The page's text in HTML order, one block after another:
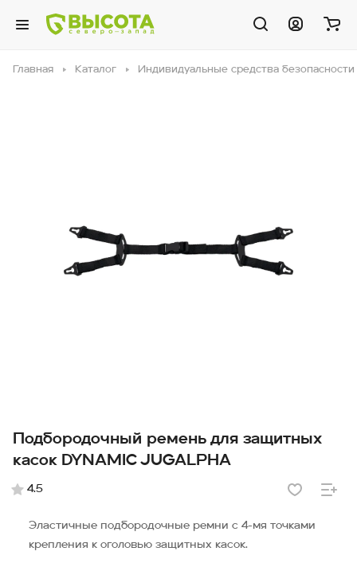
Главная Каталог Индивидуальные средства безопасности
Подбородочный ремень для защитных
касок DYNAMIC JUGALPHA
4.5
Эластичные подбородочные ремни с 4-мя точками
крепления к оголовью защитных касок.